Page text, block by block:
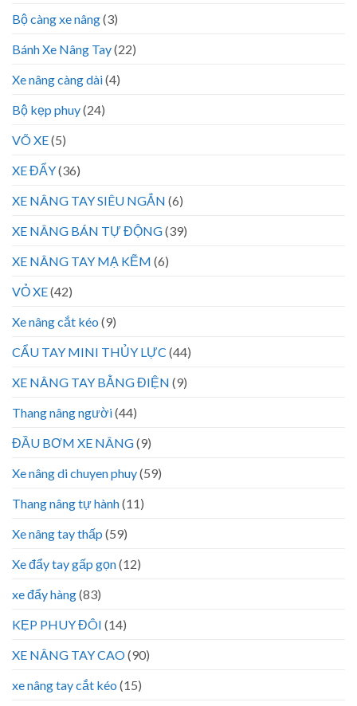
Bộ càng xe nâng(3)
Bánh Xe Nâng Tay(22)
Xe nâng càng dài(4)
Bộ kẹp phuy(24)
VÕ XE(5)
XE ĐẨY(36)
XE NÂNG TAY SIÊU NGẮN (6)
XE NÂNG BÁN TỰ ĐỘNG(39)
XE NÂNG TAY MẠ KẼM (6)
VỎ XE(42)
Xe nâng cắt kéo (9)
CẨU TAY MINI THỦY LỰC (44)
XE NÂNG TAY BẰNG ĐIỆN (9)
Thang nâng người(44)
ĐẦU BƠM XE NÂNG(9)
Xe nâng di chuyen phuy(59)
Thang nâng tự hành(11)
Xe nâng tay thấp (59)
Xe đẩy tay gấp gọn(12)
xe đẩy hàng(83)
KẸP PHUY ĐÔI (14)
XE NÂNG TAY CAO(90)
xe nâng tay cắt kéo (15)